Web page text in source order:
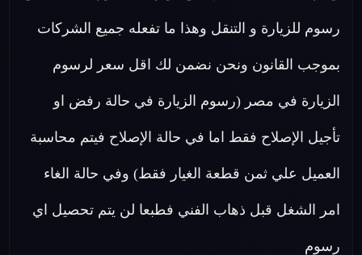
رسوم للزيارة و التنقل وهذا ما تفعله جميع الشركات
بموجب القانون ونحن نضمن لك اقل سعر لرسوم
الزيارة في مصر (رسوم الزيارة في حالة رفض او
تأجيل الإصلاح فقط اما في حالة الإصلاح فيتم محاسبة
العميل علي ثمن قطعة الغيار فقط) وفي حالة الغاء
امر الشغل قبل ذهاب الفني فطبعا لن يتم تحصيل اي
رسوم